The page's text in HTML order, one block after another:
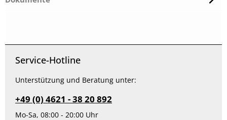
Service-Hotline
Unterstützung und Beratung unter:
+49 (0) 4621 - 38 20 892
Mo-Sa, 08:00 - 20:00 Uhr